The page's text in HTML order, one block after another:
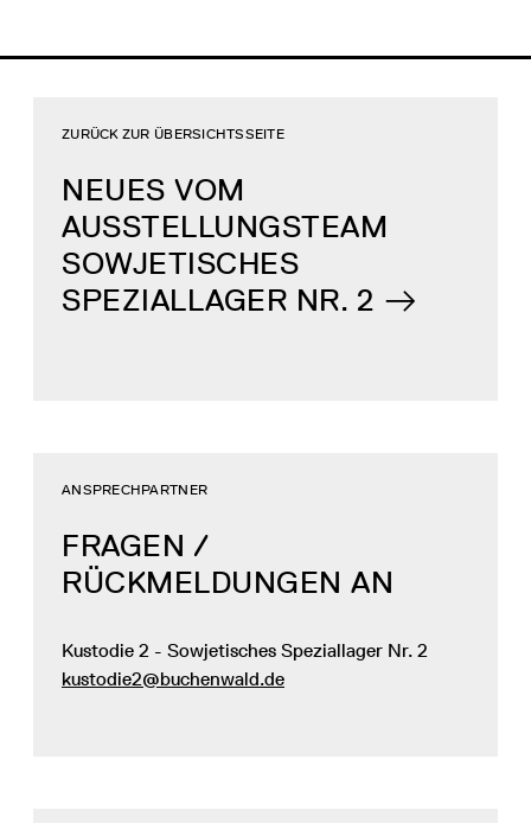
NEUES VOM
AUSSTELLUNGSTEAM
SOWJETISCHES
SPEZIALLAGER NR. 2
ZURÜCK ZUR ÜBERSICHTSSEITE
FRAGEN /
RÜCKMELDUNGEN AN
ANSPRECHPARTNER
Kustodie 2 - Sowjetisches Speziallager Nr. 2
kustodie2@buchenwald.de